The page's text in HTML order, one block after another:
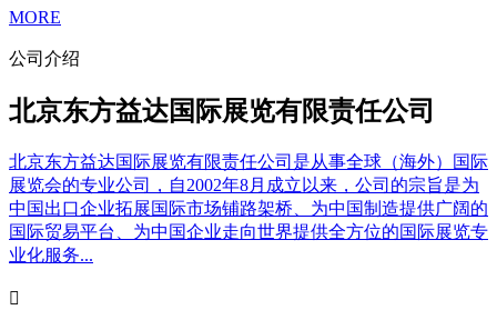
MORE
公司介绍
北京东方益达国际展览有限责任公司
北京东方益达国际展览有限责任公司是从事全球（海外）国际
展览会的专业公司，自2002年8月成立以来，公司的宗旨是为
中国出口企业拓展国际市场铺路架桥、为中国制造提供广阔的
国际贸易平台、为中国企业走向世界提供全方位的国际展览专
业化服务...
